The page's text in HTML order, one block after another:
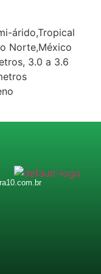
árido,Tropical
Norte,México
3.0 a 3.6